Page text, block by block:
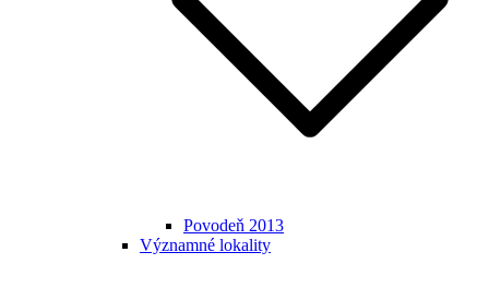
Povodeň 2013
Významné lokality